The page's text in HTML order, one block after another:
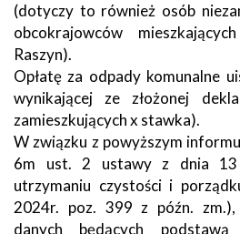
(dotyczy to również osób
obcokrajowców
Raszyn).
Opłatę za odpady komunalne
wynikającej ze złożonej
zamieszkujących x stawka).
W związku z powyższym
6m ust. 2 ustawy z dnia
utrzymaniu czystości i
2024r. poz. 399 z późn.
danych będących podstawą